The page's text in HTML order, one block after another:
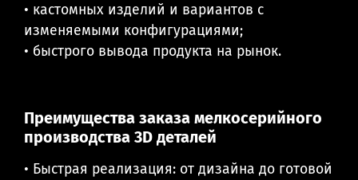
• кастомных изделий и вариантов с
изменяемыми конфигурациями;
• быстрого вывода продукта на рынок.
Преимущества заказа мелкосерийного
производства 3D деталей
• Быстрая реализация: от дизайна до готовой